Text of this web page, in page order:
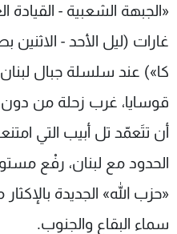
غارات (ليل الأحد -
كا») عند سلسلة جبال لبنان
قوسايا، غرب زحلة من
أن تتَعمّد تل أبيب التي
الحدود مع لبنان، رفْع
«حزب الله» الجديدة
سماء البقاع والجنوب.